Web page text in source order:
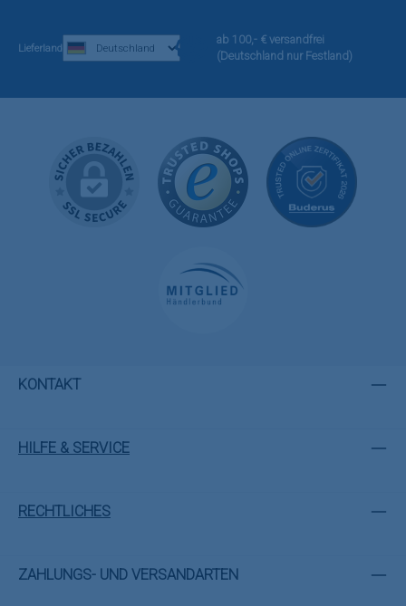
Lieferland
ab 100,- € versandfrei
(Deutschland nur Festland)
KONTAKT
HILFE & SERVICE
RECHTLICHES
ZAHLUNGS- UND VERSANDARTEN